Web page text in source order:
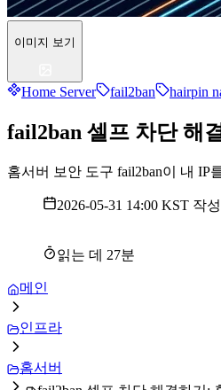
이미지 보기
Home Server fail2ban hairpin
fail2ban 셀프 차단 해
홈서버 보안 도구 fail2ban이 내
2026-05-31 14:00 KST 작성
읽는 데 27분
메인
인프라
홈서버